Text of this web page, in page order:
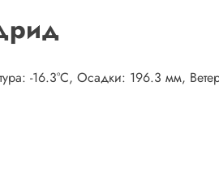
-16.3°C, Осадки: 196.3 мм,